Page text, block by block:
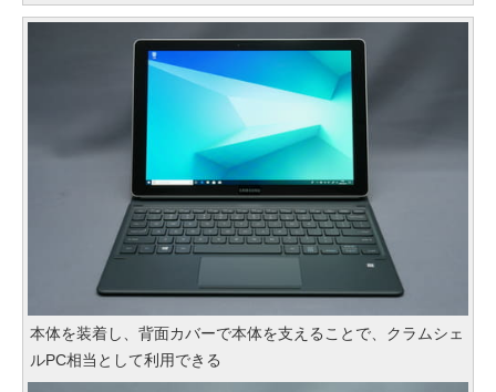
本体を装着し、背面カバーで本体を支えることで、クラムシェ
ルPC相当として利用できる